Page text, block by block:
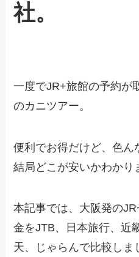
社。
一度でJR+旅館の予約が
のカニツアー。
便利でお得だけど、色ん
結局どこが安いかわかり
本記事では、大阪発の
金をJTB、日本旅行、近
天、じゃらんで比較しま